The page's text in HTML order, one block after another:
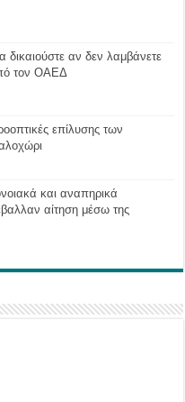
δικαιούστε αν δεν λαμβάνετε
τον ΟΑΕΔ
επίλυσης των
και αναπηρικά
αίτηση μέσω της